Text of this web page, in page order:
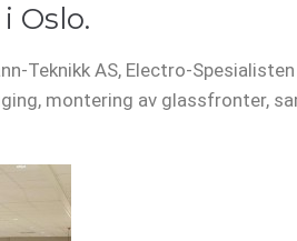
Oslo.
AS, Electro-Spesialisten
montering av glassfronter,